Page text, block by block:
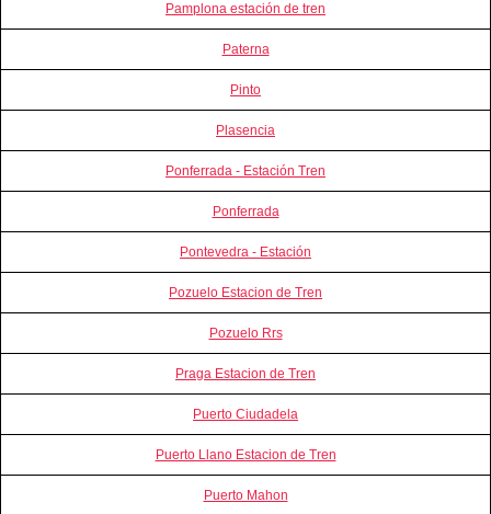
Pamplona estación de tren
Paterna
Pinto
Plasencia
Ponferrada - Estación Tren
Ponferrada
Pontevedra - Estación
Pozuelo Estacion de Tren
Pozuelo Rrs
Praga Estacion de Tren
Puerto Ciudadela
Puerto Llano Estacion de Tren
Puerto Mahon